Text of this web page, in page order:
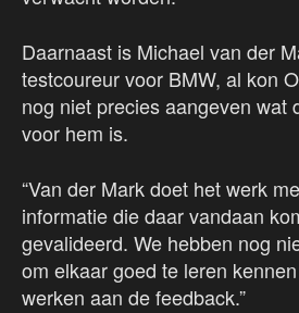
Daarnaast is Michael van der
testcoureur voor BMW, al kon
nog niet precies aangeven wat
voor hem is.
“Van der Mark doet het werk
informatie die daar vandaan
gevalideerd. We hebben nog
om elkaar goed te leren
werken aan de feedback.”